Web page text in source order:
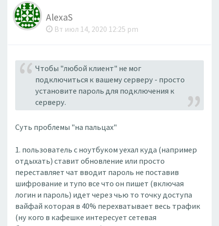
AlexaS
Вт июл 14, 2020 12:25 pm
Чтобы "любой клиент" не мог
подключиться к вашему серверу - просто
установите пароль для подключения к
серверу.
Суть проблемы "на пальцах"
1. пользователь с ноутбуком уехал куда (например
отдыхать) ставит обновление или просто
переставляет чат вводит пароль не поставив
шифрование и тупо все что он пишет (включая
логин и пароль) идет через чью то точку доступа
вайфай которая в 40% перехватывает весь трафик
(ну кого в кафешке интересует сетевая